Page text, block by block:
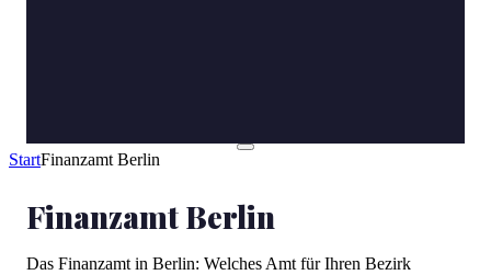
StartFinanzamt Berlin
Finanzamt Berlin
Das Finanzamt in Berlin: Welches Amt für Ihren Bezirk